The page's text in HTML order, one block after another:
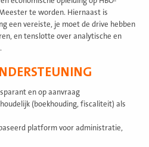
te worden. Hiernaast is
een vereiste, je moet de drive hebben
en tenslotte over analytische en
en op aanvraag
(boekhouding, fiscaliteit) als
platform voor administratie,